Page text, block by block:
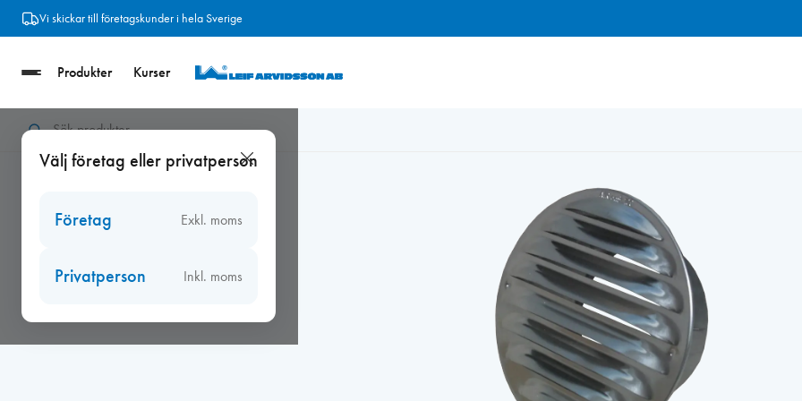
Hoppa Vi skickar till företagskunder i hela Sverige
Produkter Kurser
Välj företag eller privatperson
Företag Exkl. moms
Privatperson Inkl. moms
Hem Ventilationsgaller